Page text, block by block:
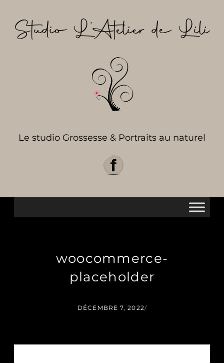
contenu
Studio L’Atelier de Lili
Le studio Grossesse & Portraits au naturel
woocommerce-
placeholder
DÉCEMBRE 7, 2022/